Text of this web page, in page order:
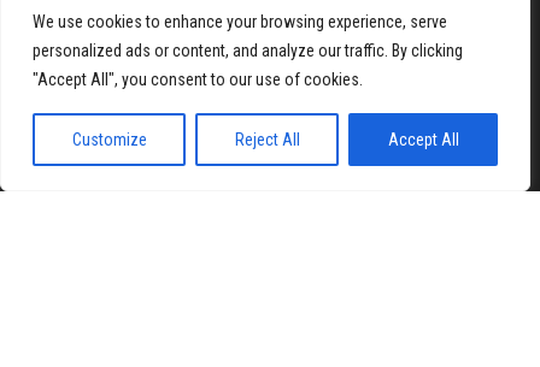
We use cookies to enhance your browsing experience, serve
personalized ads or content, and analyze our traffic. By clicking
"Accept All", you consent to our use of cookies.
Customize Reject All Accept All
IronMuscles.org© 2018-2023